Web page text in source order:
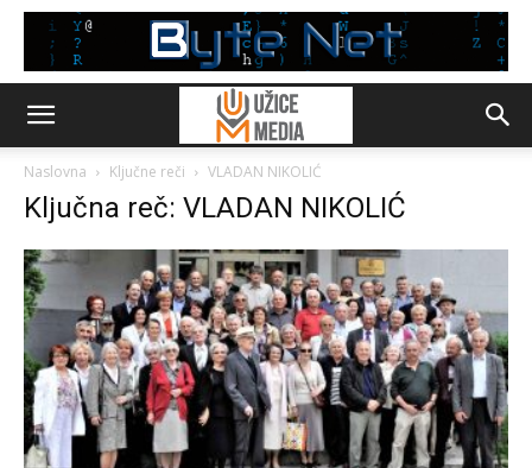
Naslovna Ključne reči VLADAN NIKOLIĆ
Ključna reč: VLADAN NIKOLIĆ